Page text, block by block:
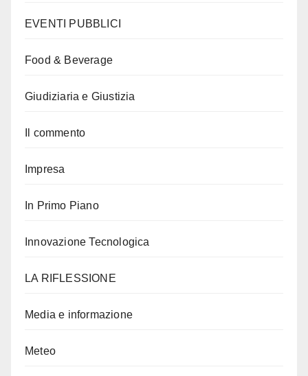
EVENTI PUBBLICI
Food & Beverage
Giudiziaria e Giustizia
Il commento
Impresa
In Primo Piano
Innovazione Tecnologica
LA RIFLESSIONE
Media e informazione
Meteo